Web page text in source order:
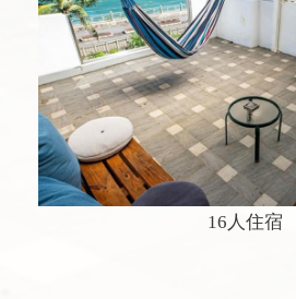
16人住宿